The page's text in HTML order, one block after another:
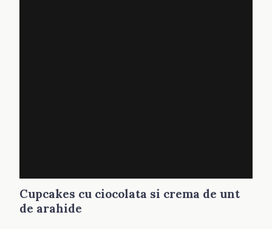
Cupcakes cu ciocolata si crema de unt
de arahide